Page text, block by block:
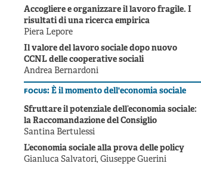
Accogliere e organizzare il lavoro fragile. I
risultati di una ricerca empirica
Piera Lepore
Il valore del lavoro sociale dopo nuovo
CCNL delle cooperative sociali
Andrea Bernardoni
focus:È il momento dell'economia sociale
Sfruttare il potenziale dell’economia sociale:
la Raccomandazione del Consiglio
Santina Bertulessi
L’economia sociale alla prova delle policy
Gianluca Salvatori, Giuseppe Guerini